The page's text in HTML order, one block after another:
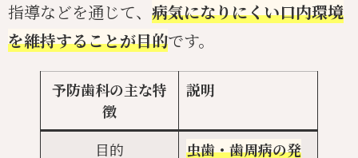
指導などを通じて、 病気になりにくい口内環境
を維持することが目的です。
予防歯科の主な特
徴
説明
目的
虫歯・歯周病の発